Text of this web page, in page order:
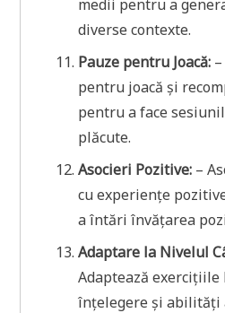
medii pentru a
diverse contexte.
Pauze pentru Joacă:
pentru joacă și
pentru a face
plăcute.
Asocieri Pozitive: –
cu experiențe
a întări învățarea
Adaptare la Nivelul
Adaptează exercițiile
înțelegere și abilități